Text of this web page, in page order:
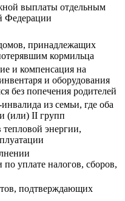
выплаты отдельным
Федерации
принадлежащих
кормильца
и компенсация на
и оборудования
без попечения родителей
из семьи, где оба
(или) II групп
энергии,
уплате налогов, сборов,
подтверждающих